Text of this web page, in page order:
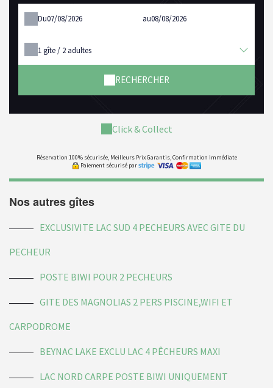
Du au
1gîte / 2 adultes
RECHERCHER
Click & Collect
Réservation 100% sécurisée, Meilleurs Prix Garantis, Confirmation Immédiate
Paiement sécurisé par
Nos autres gîtes
EXCLUSIVITE LAC SUD 4 PECHEURS AVEC GITE DU
PECHEUR
POSTE BIWI POUR 2 PECHEURS
GITE DES MAGNOLIAS 2 PERS PISCINE,WIFI ET
CARPODROME
BEYNAC LAKE EXCLU LAC 4 PÊCHEURS MAXI
LAC NORD CARPE POSTE BIWI UNIQUEMENT